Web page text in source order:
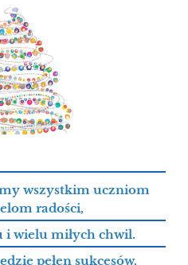
wszystkim uczniom
radości,
i wielu miłych chwil.
pełen sukcesów,